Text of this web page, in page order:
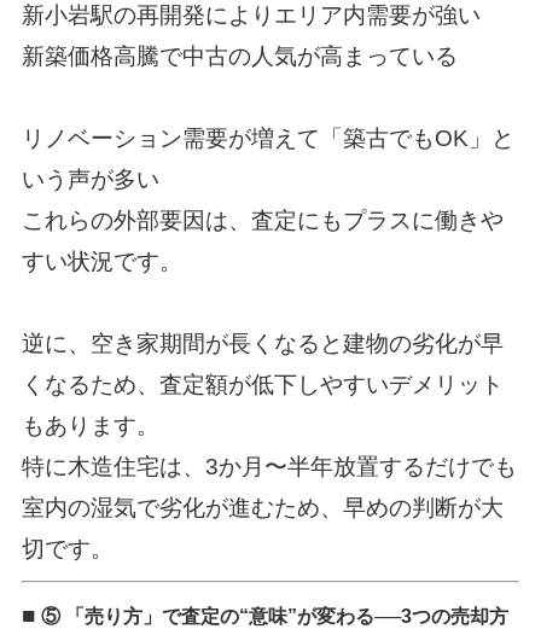
新小岩駅の再開発によりエリア内需要が強い
新築価格高騰で中古の人気が高まっている
リノベーション需要が増えて「築古でもOK」と
いう声が多い
これらの外部要因は、査定にもプラスに働きや
すい状況です。
逆に、空き家期間が長くなると建物の劣化が早
くなるため、査定額が低下しやすいデメリット
もあります。
特に木造住宅は、3か月〜半年放置するだけでも
室内の湿気で劣化が進むため、早めの判断が大
切です。
■ ⑤ 「売り方」で査定の“意味”が変わる──3つの売却方